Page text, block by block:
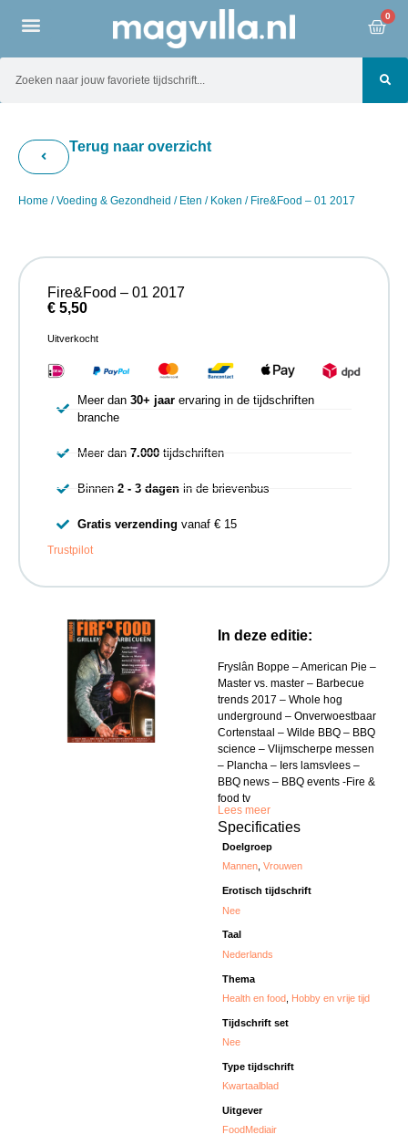
0
Terug naar overzicht
Home /Voeding & Gezondheid / Eten / Koken / Fire&Food – 01 2017
In deze editie:
Fryslân Boppe – American Pie –
Master vs. master – Barbecue
trends 2017 – Whole hog
underground – Onverwoestbaar
Cortenstaal – Wilde BBQ – BBQ
science – Vlijmscherpe messen
– Plancha – Iers lamsvlees –
BBQ news – BBQ events -Fire &
food tv
Lees meer
Specificaties
Doelgroep
Mannen,Vrouwen
Erotisch tijdschrift
Nee
Taal
Nederlands
Thema
Health en food Hobby en vrije tijd
Tijdschrift set
Nee
Type tijdschrift
Kwartaalblad
Uitgever
FoodMediair
Fire&Food – 01 2017
€ 5,50
Uitverkocht
Meer dan 30+ jaarervaring in de tijdschriften
branche
Meer dan 7.000tijdschriften
Binnen 2 - 3 dagenin de brievenbus
Gratis verzending vanaf € 15
Trustpilot